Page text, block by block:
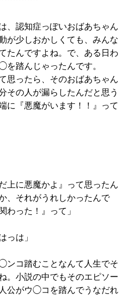
、認知症っぽいおばあちゃん
が少しおかしくても、みんな
たんですよね。で、ある日わ
踏んじゃったんです。
思ったら、そのおばあちゃん
その人が漏らしたんだと思う
に『悪魔がいます！！』って
上に悪魔かよ』って思ったん
、それがうれしかったんで
わった！』って」
っは」
ンコ踏むことなんて人生でそ
。小説の中でもそのエピソー
公がウ◯コを踏んでうなだれ